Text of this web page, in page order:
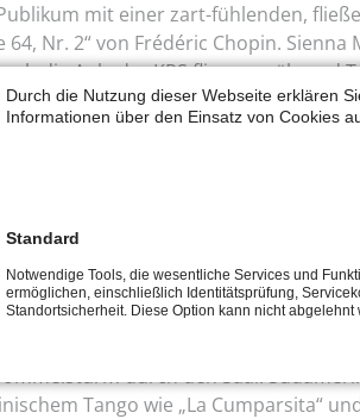
mit einer zart-fühlenden,
64, Nr. 2“ von Frédéric Chopin.
die Aula der KRS fliegen, während
Abendmärchen an den Tasten
ein sehr kraftvoll-impulsives
einem sehr innehaltenden,
„Adagio“ aus der Sonate Nr. 2
Preisträger Lukas Bender überzeugen.
Dreams“, interpretiert im Trio von
Christian Gutgesell und Oliver Lach,
Himmel, fegte die Trommel-AG
Erickson
durch den Saal.
Tango wie „La Cumparsita“
Durch die Nutzung dieser Webseite erklären
Informationen über den Einsatz von Cookies
Standard
Notwendige Tools, die wesentliche Services und
ermöglichen, einschließlich Identitätsprüfung,
Standortsicherheit. Diese Option kann nicht abgelehnt